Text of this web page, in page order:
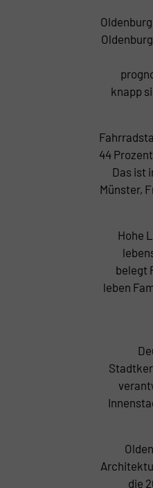
knapp
44
Das ist
Münster,
Hohe
belegt
leben
die